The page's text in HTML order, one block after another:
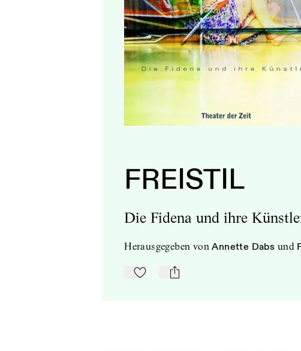
FREISTIL
Die Fidena und ihre
herausgegeben von Annette Dabs und
Zu Mein-TdZ hinzufügen
mail